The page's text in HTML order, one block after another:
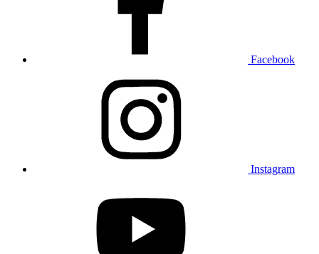
Facebook
Instagram